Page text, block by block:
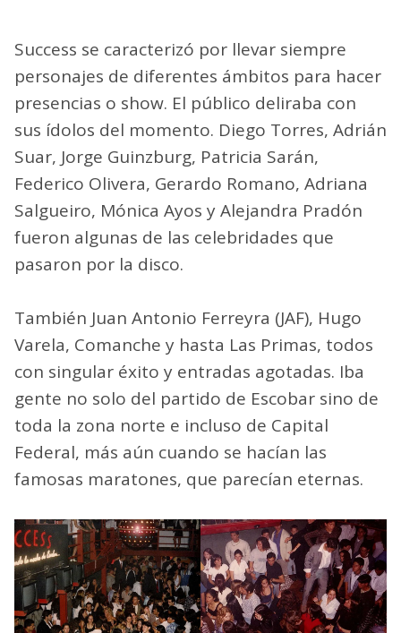
Success se caracterizó por llevar siempre
personajes de diferentes ámbitos para hacer
presencias o show. El público deliraba con
sus ídolos del momento. Diego Torres, Adrián
Suar, Jorge Guinzburg, Patricia Sarán,
Federico Olivera, Gerardo Romano, Adriana
Salgueiro, Mónica Ayos y Alejandra Pradón
fueron algunas de las celebridades que
pasaron por la disco.
También Juan Antonio Ferreyra (JAF), Hugo
Varela, Comanche y hasta Las Primas, todos
con singular éxito y entradas agotadas. Iba
gente no solo del partido de Escobar sino de
toda la zona norte e incluso de Capital
Federal, más aún cuando se hacían las
famosas maratones, que parecían eternas.